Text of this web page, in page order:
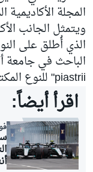
المجلة الأكاديمية
ويتمثل الجانب
الذي أُطلق على
piastrii" للنوع المكتشف حديثًا.
اقرأ أيضاً: